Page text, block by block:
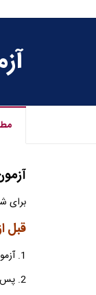
برای
قبل
1. آزمون شامل چهار بخش ریدینگ، لیسنینگ، رایتینگ و اسپیکینگ می باشد. پیش از شروع آزمون به نکات و تذکرات پیش از آزمون توجه نمایید.
2. پس از انجام هر بخش از آزمون حتما